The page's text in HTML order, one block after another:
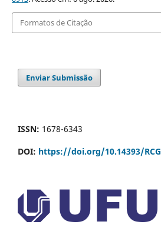
Formatos de Citação
Enviar Submissão
ISSN: 1678-6343
DOI: https://doi.org/10.14393/RCG